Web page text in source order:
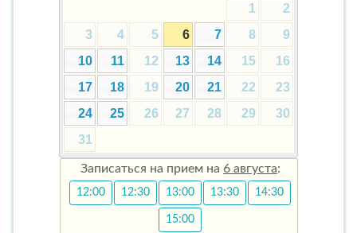
1
2
3
4 5 6 7 8
9
10
11 12 13 14 15
16
17
18 19 20 21 22
23
24
25 26 27 28 29
30
31
Записаться на прием на 6 августа:
12:00 12:30 13:00 13:30 14:30
15:00